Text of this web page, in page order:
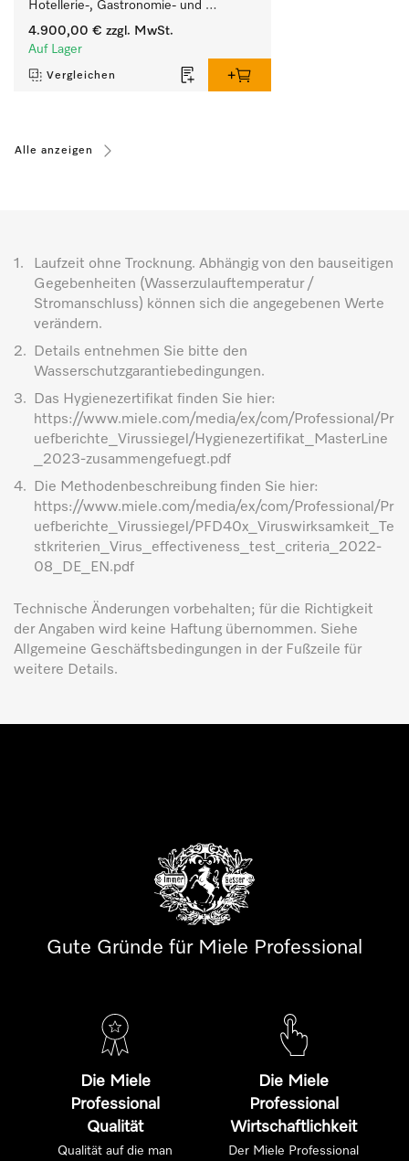
Hotellerie-, Gastronomie- und
Cateringbetriebe.
4.900,00 € zzgl. MwSt.
Auf Lager
Vergleichen
Alle anzeigen
1.
Laufzeit ohne Trocknung. Abhängig von den bauseitigen
Gegebenheiten (Wasserzulauftemperatur /
Stromanschluss) können sich die angegebenen Werte
verändern.
2.
Details entnehmen Sie bitte den
Wasserschutzgarantiebedingungen.
3.
Das Hygienezertifikat finden Sie hier:
https://www.miele.com/media/ex/com/Professional/Pr
uefberichte_Virussiegel/Hygienezertifikat_MasterLine
_2023-zusammengefuegt.pdf
4.
Die Methodenbeschreibung finden Sie hier:
https://www.miele.com/media/ex/com/Professional/Pr
uefberichte_Virussiegel/PFD40x_Viruswirksamkeit_Te
stkriterien_Virus_effectiveness_test_criteria_2022-
08_DE_EN.pdf
Technische Änderungen vorbehalten; für die Richtigkeit
der Angaben wird keine Haftung übernommen. Siehe
Allgemeine Geschäftsbedingungen in der Fußzeile für
weitere Details.
Gute Gründe für Miele Professional
Die Miele
Professional
Qualität
Qualität auf die man
Die Miele
Professional
Wirtschaftlichkeit
Der Miele Professional